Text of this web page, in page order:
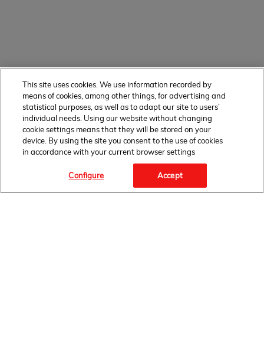
OBSERWUJ NAS
This site uses cookies. We use information recorded by
means of cookies, among other things, for advertising and
statistical purposes, as well as to adapt our site to users’
individual needs. Using our website without changing
cookie settings means that they will be stored on your
device. By using the site you consent to the use of cookies
in accordance with your current browser settings
Configure Accept